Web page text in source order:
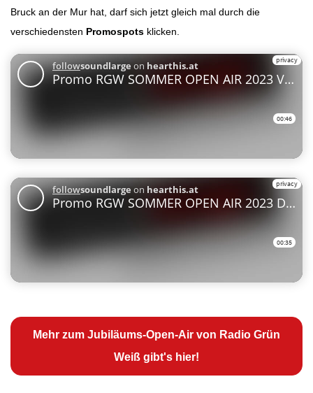
Bruck an der Mur hat, darf sich jetzt gleich mal durch die
verschiedensten Promospots klicken.
Mehr zum Jubiläums-Open-Air von Radio Grün
Weiß gibt's hier!